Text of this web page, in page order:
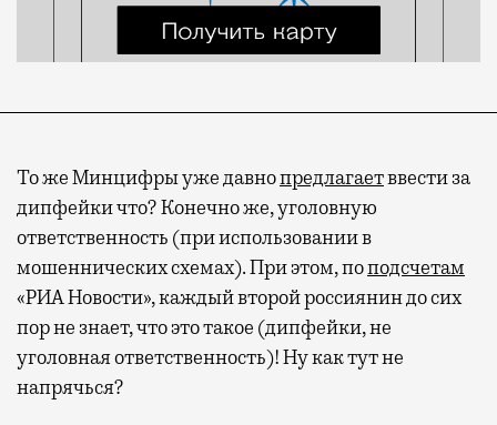
То же Минцифры уже давнопредлагаетввести за
дипфейки что? Конечно же, уголовную
ответственность (при использовании в
мошеннических схемах). При этом, поподсчетам
«РИА Новости», каждый второй россиянин до сих
пор не знает, что это такое (дипфейки, не
уголовная ответственность)! Ну как тут не
напрячься?